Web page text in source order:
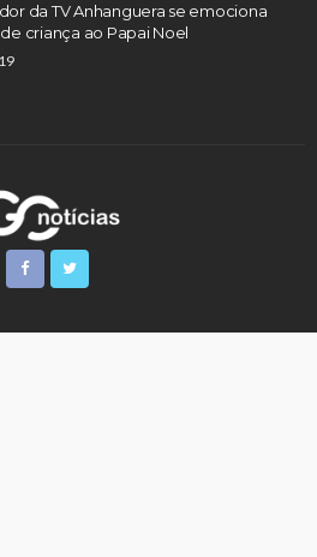
da TV Anhanguera se emociona
criança ao Papai Noel